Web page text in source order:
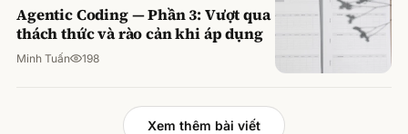
Agentic Coding — Phần 3: Vượt qua
thách thức và rào cản khi áp dụng
Minh Tuấn 198
Xem thêm bài viết